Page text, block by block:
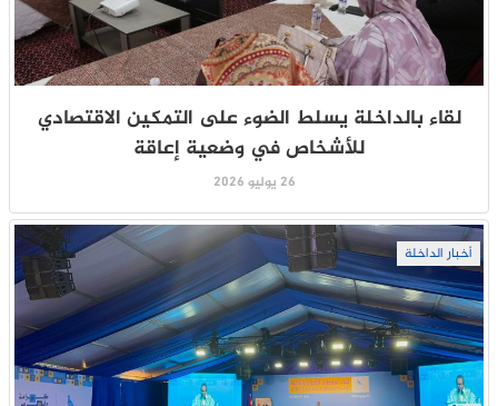
لقاء بالداخلة يسلط الضوء على التمكين الاقتصادي
للأشخاص في وضعية إعاقة
26 يوليو 2026
أخبار الداخلة